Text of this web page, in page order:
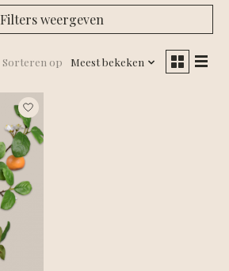
Filters weergeven
Sorteren op Meest bekeken